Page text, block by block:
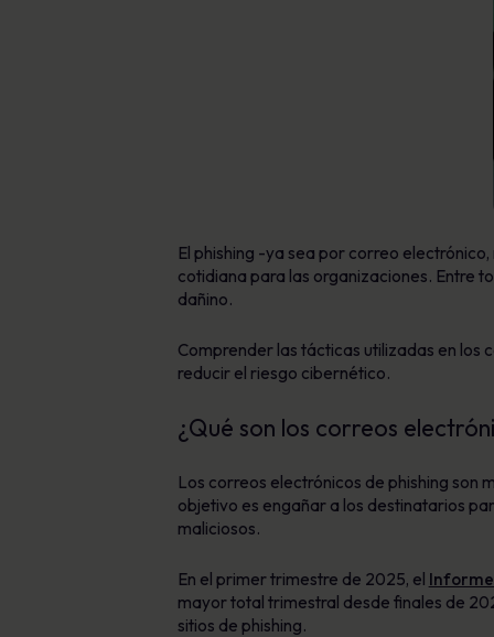
El phishing -ya sea por correo
cotidiana para las organizaciones. Entre
dañino.
Comprender las tácticas utilizadas en los
reducir el riesgo cibernético.
¿Qué son los correos
Los correos electrónicos de phishing son
objetivo es engañar a los destinatarios
maliciosos.
En el primer trimestre de 2025, el
mayor total trimestral desde finales de
sitios de phishing.